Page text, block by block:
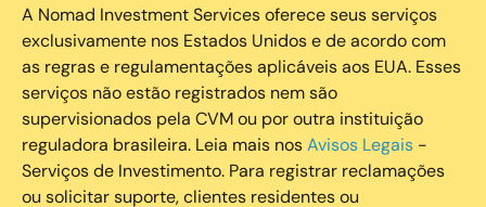
A Nomad Investment Services oferece seus serviços
exclusivamente nos Estados Unidos e de acordo com
as regras e regulamentações aplicáveis aos EUA. Esses
serviços não estão registrados nem são
supervisionados pela CVM ou por outra instituição
reguladora brasileira. Leia mais nosAvisos Legais -
Serviços de Investimento. Para registrar reclamações
ou solicitar suporte, clientes residentes ou